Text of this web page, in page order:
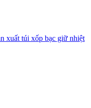
xuất túi xốp bạc giữ nhiệt